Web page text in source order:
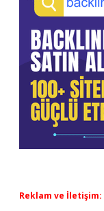
Reklam ve İletişim: